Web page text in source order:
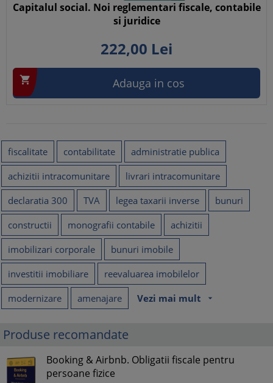
Capitalul social. Noi reglementari fiscale, contabile
si juridice
222,00 Lei
 Adauga in cos
fiscalitate contabilitate
administratie publica
achizitii intracomunitare
livrari intracomunitare
declaratia 300
TVA legea taxarii inverse
bunuri
constructii
monografii contabile
achizitii
imobilizari corporale
bunuri imobile
investitii imobiliare
reevaluarea imobilelor
modernizare
amenajare Vezi mai mult arrow_drop_down
Produse recomandate
Booking & Airbnb. Obligatii fiscale pentru
persoane fizice